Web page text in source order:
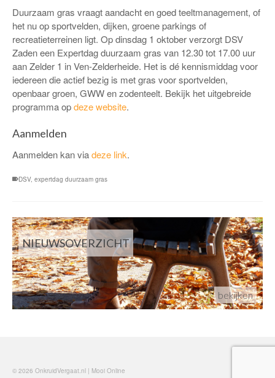
Duurzaam gras vraagt aandacht en goed teeltmanagement, of
het nu op sportvelden, dijken, groene parkings of
recreatieterreinen ligt. Op dinsdag 1 oktober verzorgt DSV
Zaden een Expertdag duurzaam gras van 12.30 tot 17.00 uur
aan Zelder 1 in Ven-Zelderheide. Het is dé kennismiddag voor
iedereen die actief bezig is met gras voor sportvelden,
openbaar groen, GWW en zodenteelt. Bekijk het uitgebreide
programma opdeze website.
Aanmelden
Aanmelden kan viadeze link.
DSV, expertdag duurzaam gras
NIEUWSOVERZICHT
bekijken
© 2026 OnkruidVergaat.nl | Mooi Online